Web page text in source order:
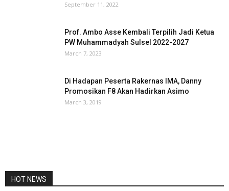
September 11, 2022
Prof. Ambo Asse Kembali Terpilih Jadi Ketua
PW Muhammadyah Sulsel 2022-2027
March 7, 2023
Di Hadapan Peserta Rakernas IMA, Danny
Promosikan F8 Akan Hadirkan Asimo
March 3, 2019
HOT NEWS